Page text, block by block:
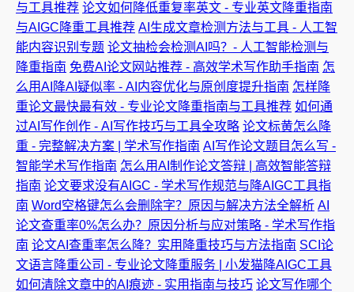
与工具推荐 论文如何降低重复率英文 - 专业英文降重指南
与AIGC降重工具推荐 AI生成文章检测方法与工具 - 人工智
能内容识别专题 论文抽检会检测AI吗？- 人工智能检测与
降重指南 免费AI论文网站推荐 - 高效学术写作助手指南 怎
么用AI降AI疑似率 - AI内容优化与原创度提升指南 怎样降
重论文最快最有效 - 专业论文降重指南与工具推荐 如何通
过AI写作创作 - AI写作技巧与工具全攻略 论文标黄怎么降
重 - 完整解决方案 | 学术写作指南 AI写作论文题目怎么写 -
智能学术写作指南 怎么用AI制作论文答辩 | 高效智能答辩
指南 论文要求没有AIGC - 学术写作规范与降AIGC工具指
南 Word空格键怎么会删除字？原因与解决方法全解析 AI
论文查重率0%怎么办？原因分析与应对策略 - 学术写作指
南 论文AI查重率怎么降？实用降重技巧与方法指南 SCI论
文语言降重公司 - 专业论文降重服务 | 小发猫降AIGC工具
如何清除文章中的AI痕迹 - 实用指南与技巧 论文写作哪个